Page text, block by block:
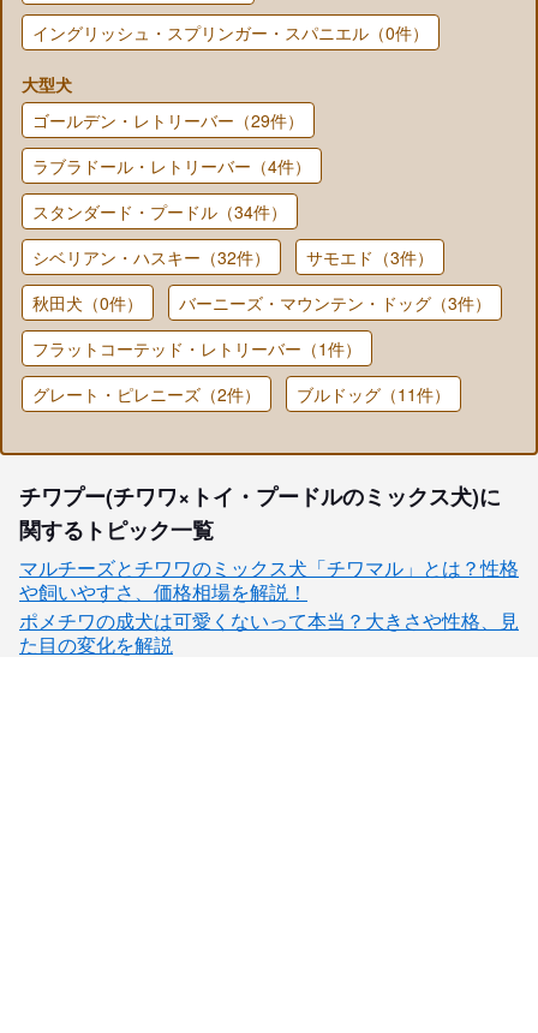
イングリッシュ・スプリンガー・スパニエル（0件）
大型犬
ゴールデン・レトリーバー（29件）
ラブラドール・レトリーバー（4件）
スタンダード・プードル（34件）
シベリアン・ハスキー（32件）
サモエド（3件）
秋田犬（0件）
バーニーズ・マウンテン・ドッグ（3件）
フラットコーテッド・レトリーバー（1件）
グレート・ピレニーズ（2件）
ブルドッグ（11件）
チワプー(チワワ×トイ・プードルのミックス犬)に
関するトピック一覧
マルチーズとチワワのミックス犬「チワマル」とは？性格
や飼いやすさ、価格相場を解説！
ポメチワの成犬は可愛くないって本当？大きさや性格、見
た目の変化を解説